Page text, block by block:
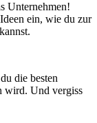
Unternehmen!
ein, wie du zur
die besten
wird. Und vergiss